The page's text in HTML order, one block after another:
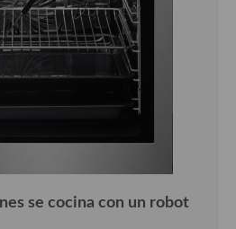
se cocina con un robot